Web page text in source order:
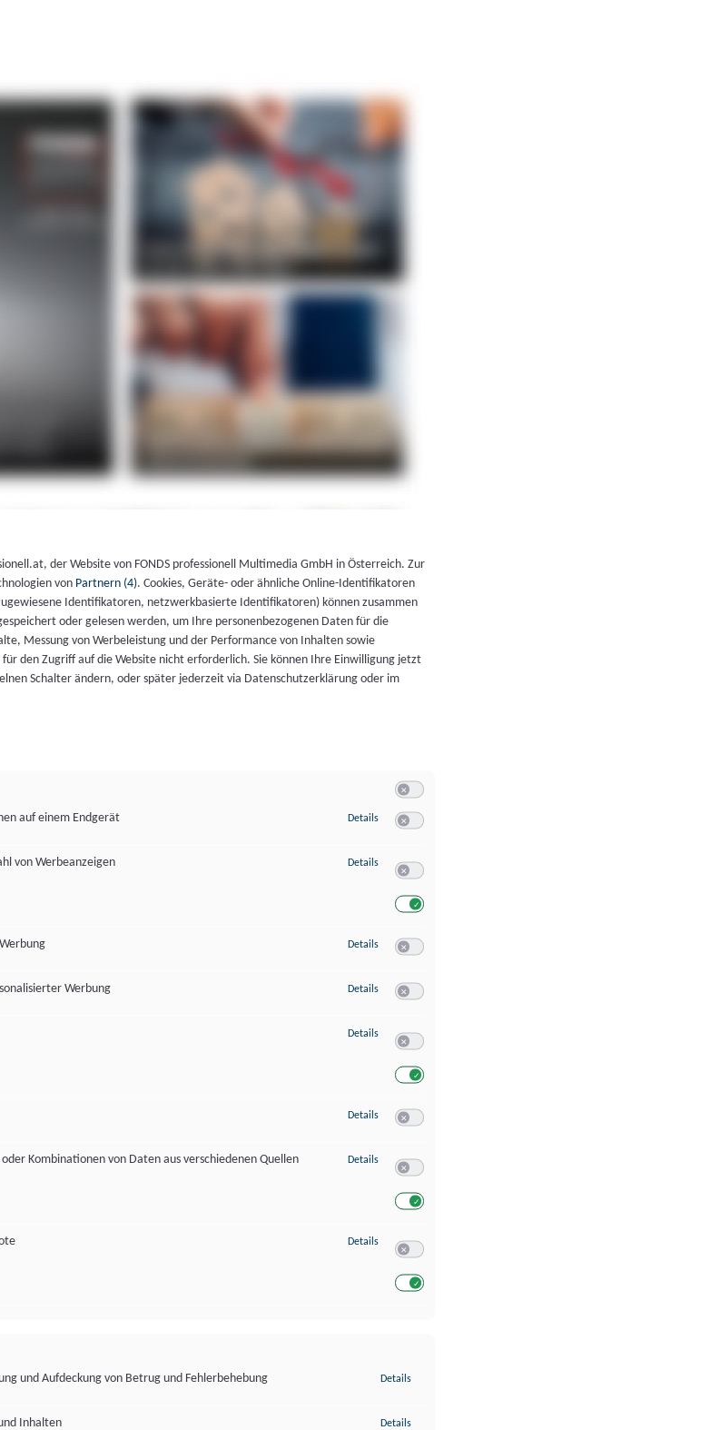
der Website von FONDS professionell Multimedia GmbH in Österreich. Zur
von Partnern (4). Cookies, Geräte- oder ähnliche Online-Identifikatoren
Identifikatoren, netzwerkbasierte Identifikatoren) können zusammen
oder gelesen werden, um Ihre personenbezogenen Daten für die
Messung von Werbeleistung und der Performance von Inhalten sowie
den Zugriff auf die Website nicht erforderlich. Sie können Ihre Einwilligung jetzt
Schalter ändern, oder später jederzeit via Datenschutzerklärung oder im
auf einem Endgerät
Details zu Speichern von oder Zugriff auf Informationen auf einem Endgerät
von Werbeanzeigen
Details zu Verwendung reduzierter Daten zur Auswahl von Werbeanzeigen
Details zu Erstellung von Profilen für personalisierte Werbung
Werbung
Details zu Verwendung von Profilen zur Auswahl personalisierter Werbung
Details zu Messung der Werbeleistung
Details zu Messung der Performance von Inhalten
Kombinationen von Daten aus verschiedenen Quellen
Details zu Analyse von Zielgruppen durch Statistiken oder Kombinationen von
Details zu Entwicklung und Verbesserung der Angebote
und Aufdeckung von Betrug und Fehlerbehebung
Details
Inhalten Details